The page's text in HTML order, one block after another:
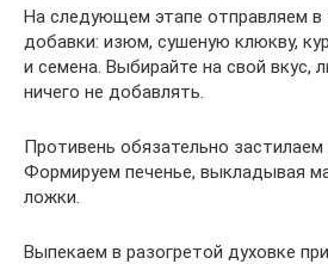
На следующем этапе отправляем в
добавки: изюм, сушеную клюкву,
и семена. Выбирайте на свой вкус,
ничего не добавлять.
Противень обязательно застилаем
Формируем печенье, выкладывая
ложки.
Выпекаем в разогретой духовке